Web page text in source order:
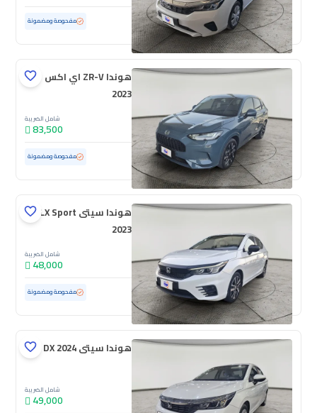
مستعملة 19,754 كم ممشى قليل مفحوصة ومضمونة
هوندا ZR-V اي اكس
2023
شامل الضريبة
83,500
مستعملة 40,455 كم ممشى قليل مفحوصة ومضمونة
هوندا سيتى LX Sport
2023
شامل الضريبة
48,000
مستعملة 56,887 كم مفحوصة ومضمونة
هوندا سيتى DX 2024
شامل الضريبة
49,000